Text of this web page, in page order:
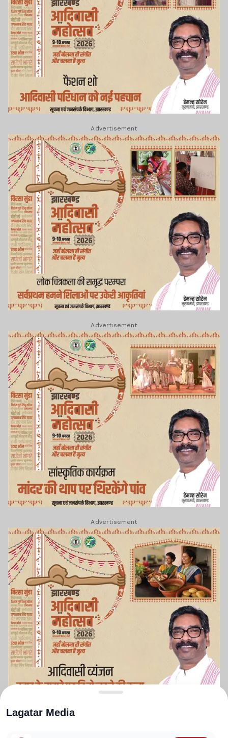
Advertisement
Advertisement
Advertisement
Lagatar Media